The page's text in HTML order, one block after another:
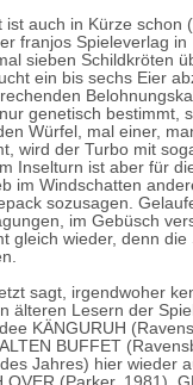
ist auch in Kürze schon
franjos Spieleverlag
sieben Schildkröten
ein bis sechs Eier
genetisch bestimmt,
Würfel, mal einer,
wird der Turbo mit
Inselturn ist aber für
im Windschatten
sozusagen.
im Gebüsch
gleich wieder, denn
sagt, irgendwoher
älteren Lesern der
KÄNGURUH
BUFFET
Jahres) hier wieder